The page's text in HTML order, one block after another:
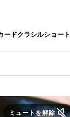
ードクラシルショート
ミュートを解除